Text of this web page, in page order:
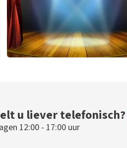
u liever telefonisch?
12:00 - 17:00 uur